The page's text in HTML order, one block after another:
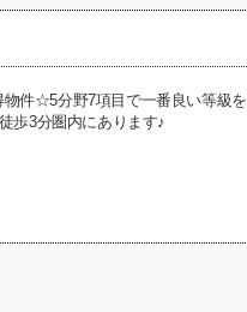
件☆5分野7項目で一番良い等級
歩3分圏内にあります♪